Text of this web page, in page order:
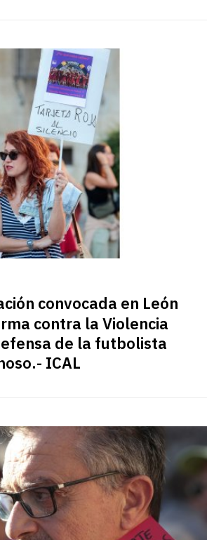
convocada en León
contra la Violencia
de la futbolista
ICAL